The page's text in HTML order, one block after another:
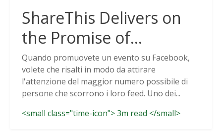
ShareThis Delivers on
the Promise of
Cookieless Data
Solutions
Quando promuovete un evento su Facebook,
volete che risalti in modo da attirare
l'attenzione del maggior numero possibile di
persone che scorrono i loro feed. Uno dei...
<small class="time-icon"> 3m read </small>